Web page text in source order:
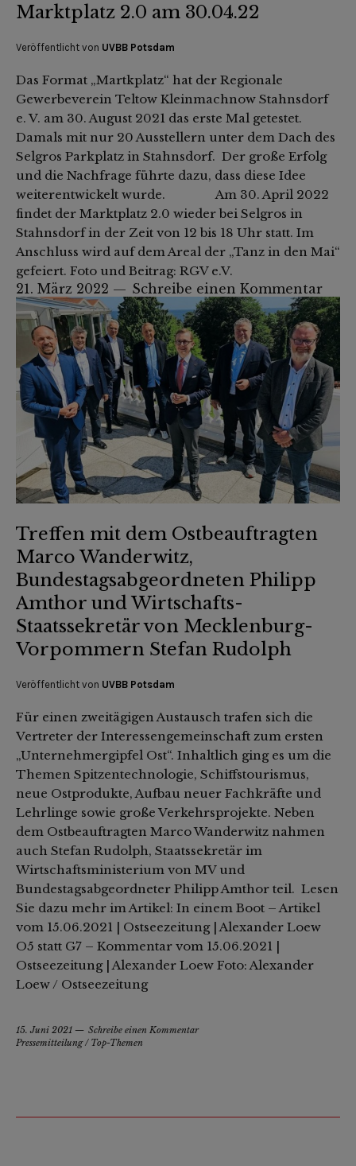
Marktplatz 2.0 am 30.04.22
Veröffentlicht von UVBB Potsdam
Das Format „Martkplatz“ hat der Regionale
Gewerbeverein Teltow Kleinmachnow Stahnsdorf
e. V. am 30. August 2021 das erste Mal getestet.
Damals mit nur 20 Ausstellern unter dem Dach des
Selgros Parkplatz in Stahnsdorf. Der große Erfolg
und die Nachfrage führte dazu, dass diese Idee
weiterentwickelt wurde. Am 30. April 2022
findet der Marktplatz 2.0 wieder bei Selgros in
Stahnsdorf in der Zeit von 12 bis 18 Uhr statt. Im
Anschluss wird auf dem Areal der „Tanz in den Mai“
gefeiert. Foto und Beitrag: RGV e.V.
21. März 2022 Schreibe einen Kommentar
Treffen mit dem Ostbeauftragten
Marco Wanderwitz,
Bundestagsabgeordneten Philipp
Amthor und Wirtschafts-
Staatssekretär von Mecklenburg-
Vorpommern Stefan Rudolph
Veröffentlicht von UVBB Potsdam
Für einen zweitägigen Austausch trafen sich die
Vertreter der Interessengemeinschaft zum ersten
„Unternehmergipfel Ost“. Inhaltlich ging es um die
Themen Spitzentechnologie, Schiffstourismus,
neue Ostprodukte, Aufbau neuer Fachkräfte und
Lehrlinge sowie große Verkehrsprojekte. Neben
dem Ostbeauftragten Marco Wanderwitz nahmen
auch Stefan Rudolph, Staatssekretär im
Wirtschaftsministerium von MV und
Bundestagsabgeordneter Philipp Amthor teil. Lesen
Sie dazu mehr im Artikel: In einem Boot – Artikel
vom 15.06.2021 | Ostseezeitung | Alexander Loew
O5 statt G7 – Kommentar vom 15.06.2021 |
Ostseezeitung | Alexander Loew Foto: Alexander
Loew / Ostseezeitung
15. Juni 2021
Schreibe einen Kommentar
Pressemitteilung/ Top-Themen